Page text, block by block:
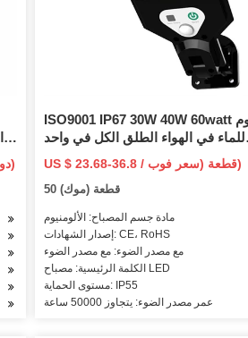
ISO9001 IP67 30W 40W 60watt مقاوم
للماء في الهواء الطلق الكل في واحد
متكامل LED حديقة شارع الطريق المنزل
ضوء الشمس مع لوحة وبطارية ليثيوم
US $ 23.68-36.8 / قطعة (سعر فوب)
50 قطعة (موك)
مادة جسم المصباح: الألومنيوم
إصدار الشهادات: CE، RoHS
مع مصدر الضوء: مع مصدر الضوء
الكلمة الرئيسية: مصباح LED
مستوى الحماية: IP55
عمر مصدر الضوء: يتجاوز 50000 ساعة
3.55-4.45 دولار أمريكي / قطعة (سعر فوب)